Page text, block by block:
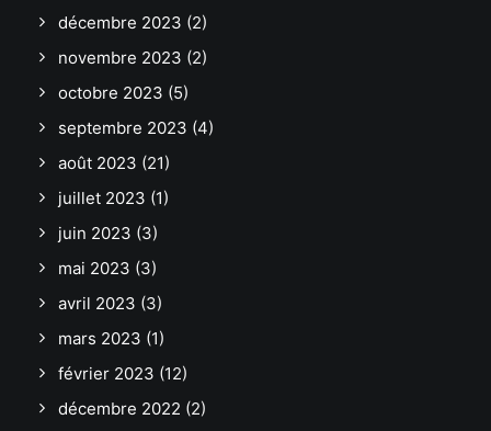
décembre 2023 (2)
novembre 2023 (2)
octobre 2023 (5)
septembre 2023 (4)
août 2023 (21)
juillet 2023 (1)
juin 2023 (3)
mai 2023 (3)
avril 2023 (3)
mars 2023 (1)
février 2023 (12)
décembre 2022 (2)